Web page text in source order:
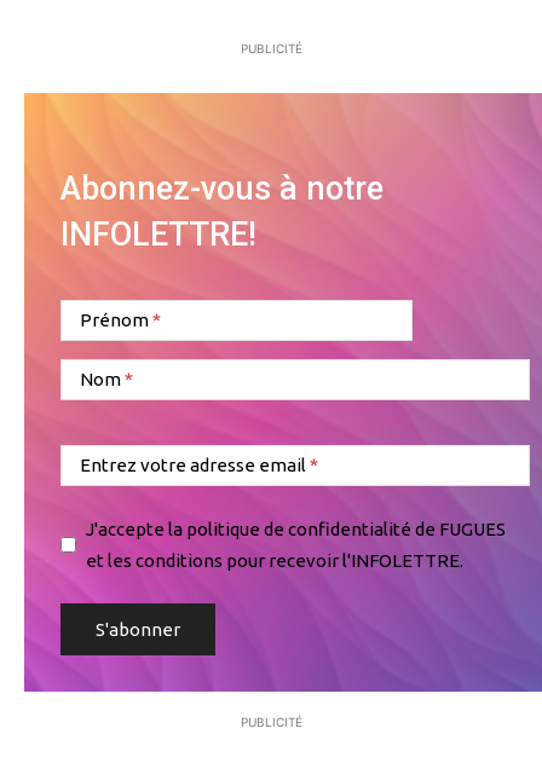
PUBLICITÉ
Abonnez-vous à notre
INFOLETTRE!
Prénom
Nom
Entrez votre adresse email
J'accepte la politique de confidentialité de FUGUES
et les conditions pour recevoir l'INFOLETTRE.
PUBLICITÉ